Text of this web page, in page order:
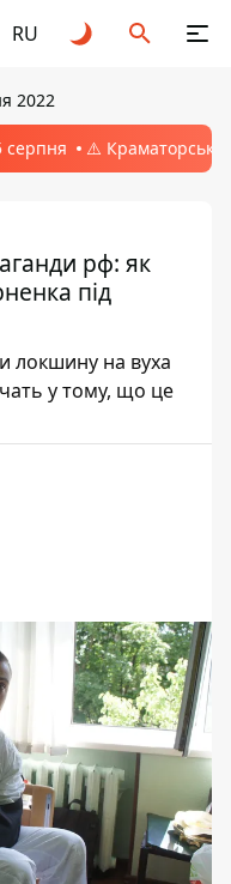
RU
2022
серпня ⚠️ Краматорськ,
рф: як
під
локшину на вуха
у тому, що це